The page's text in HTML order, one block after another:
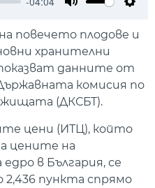
повечето плодове и
хранителни
данните от
комисия по
(ДКСБТ).
цени (ИТЦ), който
цените на
в България, се
2,436 пункта спрямо